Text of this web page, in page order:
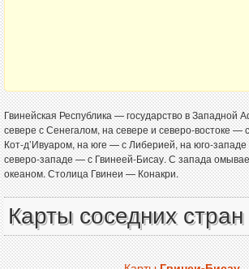
Гвинейская Республика — государство в Западной
севере с Сенегалом, на севере и северо-востоке —
Кот-д’Ивуаром, на юге — с Либерией, на юго-
северо-западе — с Гвинеей-Бисау. С запада
океаном. Столица Гвинеи — Конакри.
Карты соседних